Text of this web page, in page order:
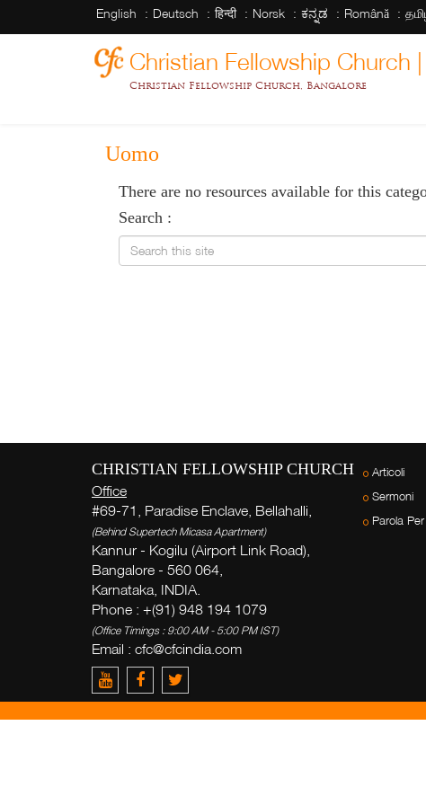
English Deutsch हिन्दी Norsk ಕನ್ನಡ Română
Christian Fellowship Church
Christian Fellowship Church, Bangalore
Uomo
There are no resources available for this
Search :
Search this site
CHRISTIAN FELLOWSHIP CHURCH
Office
#69-71, Paradise Enclave, Bellahalli,
(Behind Supertech Micasa Apartment)
Kannur - Kogilu (Airport Link Road),
Bangalore - 560 064,
Karnataka, INDIA.
Phone : +(91) 948 194 1079
(Office Timings : 9:00 AM - 5:00 PM IST)
Email : cfc@cfcindia.com
Articoli
Sermoni
Parola